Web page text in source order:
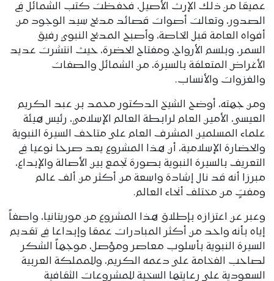
عميقا من ذلك الإرث الأصيل، فحفظت كتب الشمائل في
الصدور، وتعالت أصوات قصائد مديح سيد الوجود من
أفواه العامة قبل الخاصة، وأصبح المديح النبوي رفيق
السمر، وبلسم الأرواح، ومفتاح الحضرة، حيث انتشرت عديد
الأغراض المتعلقة بالسيرة، من الشمائل والصفات
والغزوات والأنساب.
ومن جهته، أوضح الشيخ الدكتور محمد بن عبد الكريم
العيسى، الأمين العام لرابطة العالم الإسلامي، رئيس هيئة
علماء المسلمين المشرف العام على متاحف السيرة النبوية
والحضارة الإسلامية، أن هذا المشروع يعد صرحا نوعيا في
التعريف بالسيرة النبوية بصورة تجمع بين الأصالة والإبداع،
مبرزا أنه قد نال إشادة واسعة من أكثر من ألف عالم
ومفتٍ من مختلف أنحاء العالم.
وعبر عن اعتزازه بإطلاق هذا المشروع من موريتانيا، واصفاً
إياه بأنه واحد من أكثر المبادرات عمقا وإبداعا في تقديم
السيرة النبوية بأسلوب معاصر ومؤصل، موجهاً الشكر
لصاحب الفخامة على دعمه الكريم، وللمملكة العربية
السعودية على رعايتها السخية للمشروعات الثقافية